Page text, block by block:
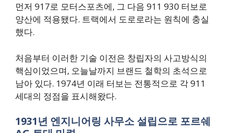
먼저 917로 모터스포츠에, 그 다음 911 930 터보로
양산에 적용됐다. 트랙에서 도로로라는 원칙에 충실
했다.
처음부터 이러한 기술 이전은 창립자의 사고방식의
핵심이었으며, 오늘날까지 브랜드 철학의 초석으로
남아 있다. 1974년 이래 터보는 전통적으로 각 911
세대의 정점을 표시해왔다.
1931년 엔지니어링 사무소 설립으로 포르쉐